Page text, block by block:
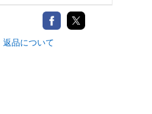
返品について